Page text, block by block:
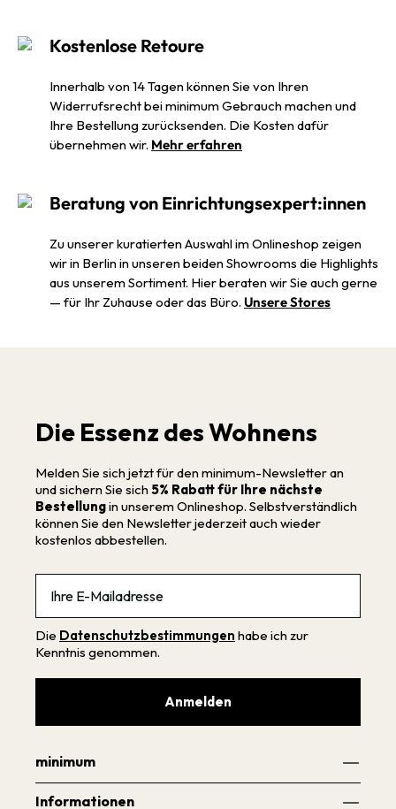
Kostenlose Retoure
Innerhalb von 14 Tagen können Sie von Ihren
Widerrufsrecht bei minimum Gebrauch machen und
Ihre Bestellung zurücksenden. Die Kosten dafür
übernehmen wir. Mehr erfahren
Beratung von Einrichtungsexpert:innen
Zu unserer kuratierten Auswahl im Onlineshop zeigen
wir in Berlin in unseren beiden Showrooms die Highlights
aus unserem Sortiment. Hier beraten wir Sie auch gerne
— für Ihr Zuhause oder das Büro. Unsere Stores
Die Essenz des Wohnens
Melden Sie sich jetzt für den minimum-Newsletter an
und sichern Sie sich 5% Rabatt für Ihre nächste
Bestellungin unserem Onlineshop. Selbstverständlich
können Sie den Newsletter jederzeit auch wieder
kostenlos abbestellen.
Die Datenschutzbestimmungen habe ich zur
Kenntnis genommen.
Anmelden
minimum
Informationen